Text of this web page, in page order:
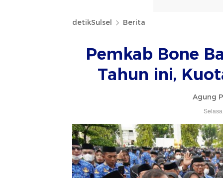
detikSulsel Berita
Pemkab Bone
Tahun ini,
Agung